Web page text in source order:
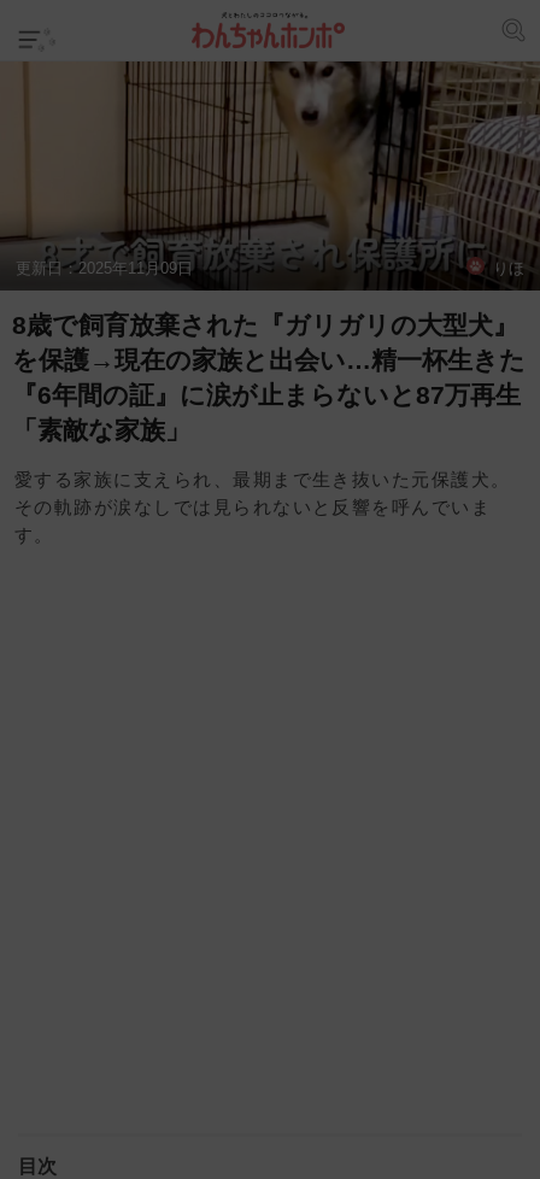
更新日：2025年11月09日 りほ
8歳で飼育放棄された『ガリガリの大型犬』
を保護→現在の家族と出会い…精一杯生きた
『6年間の証』に涙が止まらないと87万再生
「素敵な家族」
愛する家族に支えられ、最期まで生き抜いた元保護犬。
その軌跡が涙なしでは見られないと反響を呼んでいま
す。
目次